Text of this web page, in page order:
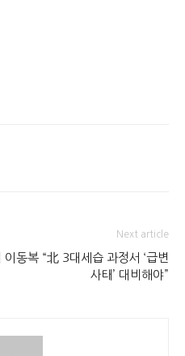
Next article
이동복 “北 3대세습 과정서 ‘급변
사태’ 대비해야”